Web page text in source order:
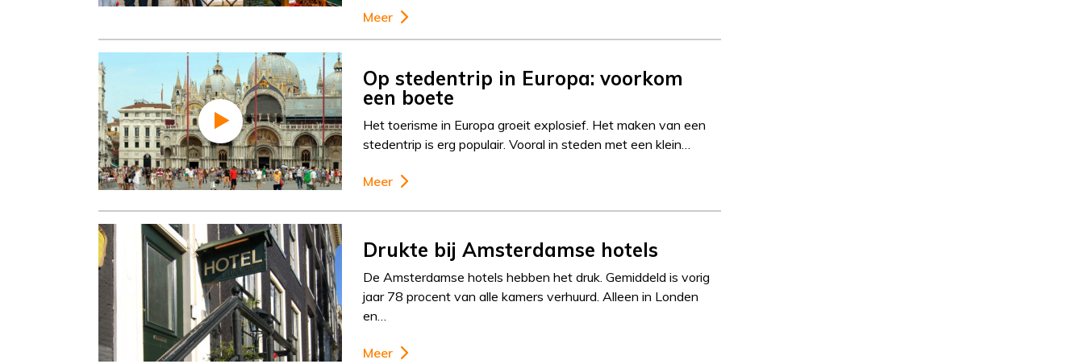
Meer
Op stedentrip in Europa: voorkom
een boete
Het toerisme in Europa groeit explosief. Het maken van een
stedentrip is erg populair. Vooral in steden met een klein…
Meer
Drukte bij Amsterdamse hotels
De Amsterdamse hotels hebben het druk. Gemiddeld is vorig
jaar 78 procent van alle kamers verhuurd. Alleen in Londen
en…
Meer